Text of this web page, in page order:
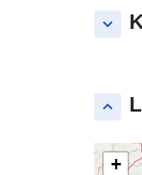
keyboard_arrow_down
keyboard_arrow_up
+